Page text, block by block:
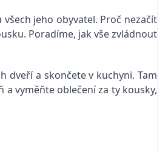
jeho obyvatel. Proč nezačít
Poradíme, jak vše zvládnout
dveří a skončete v kuchyni. Tam
vyměňte oblečení za ty kousky,